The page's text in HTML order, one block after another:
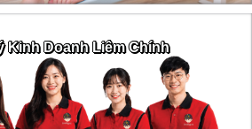
Kinh Doanh Liêm Chính